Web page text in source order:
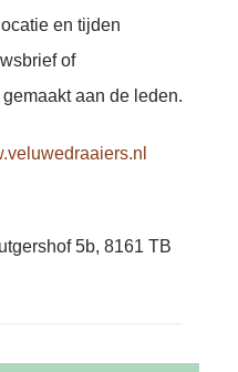
en tijden
of
aan de leden.
5b, 8161 TB